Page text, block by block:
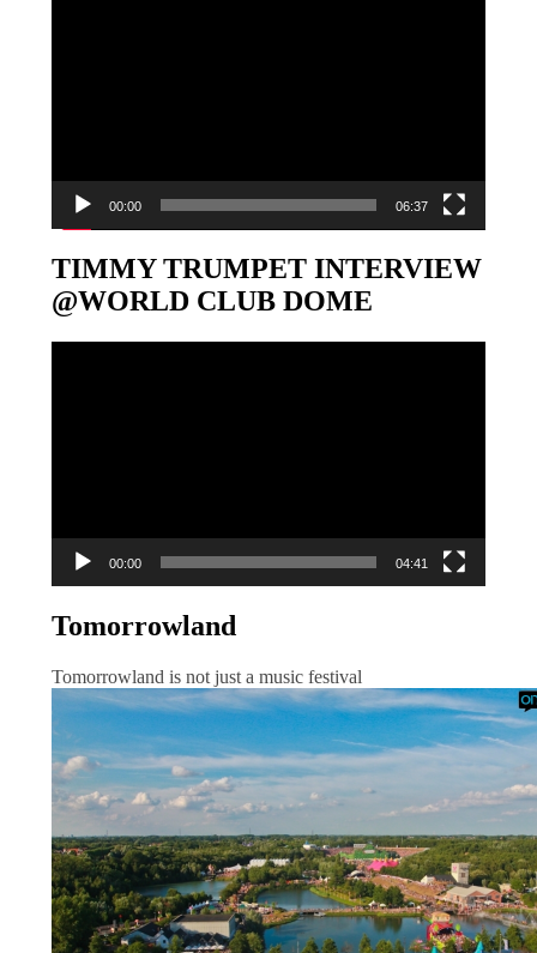
00:00 06:37
TIMMY TRUMPET INTERVIEW
@WORLD CLUB DOME
00:00 04:41
Tomorrowland
Tomorrowland is not just a music festival